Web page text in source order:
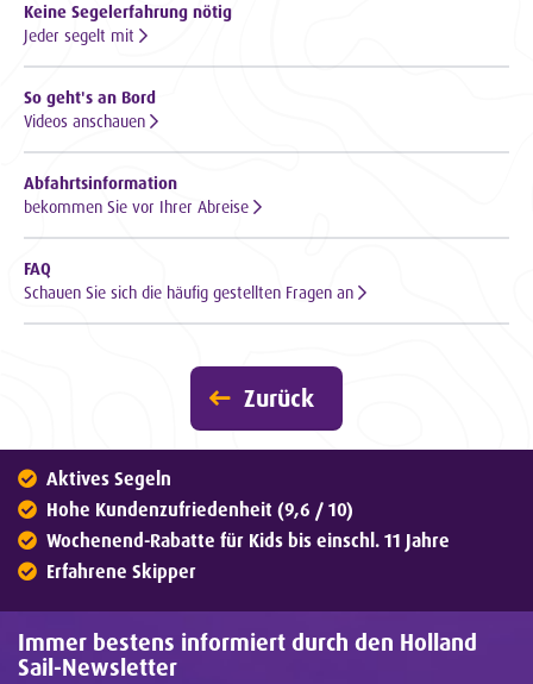
Keine Segelerfahrung nötig
Jeder segelt mit
So geht's an Bord
Videos anschauen
Abfahrtsinformation
bekommen Sie vor Ihrer Abreise
FAQ
Schauen Sie sich die häufig gestellten Fragen an
Zurück
Aktives Segeln
Hohe Kundenzufriedenheit (9,6 / 10)
Wochenend-Rabatte für Kids bis einschl. 11 Jahre
Erfahrene Skipper
Immer bestens informiert durch den Holland
Sail-Newsletter